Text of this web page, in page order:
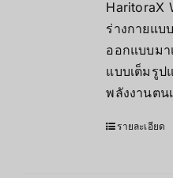
HaritoraX
ร่างกายแบ
ออกแบบมา
แบบเต็มรู
พลังงานตน
รายละเอียด